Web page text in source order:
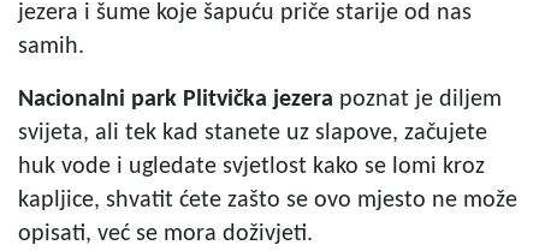
jezera i šume koje šapuću priče starije od nas
samih.
Nacionalni park Plitvička jezera poznat je diljem
svijeta, ali tek kad stanete uz slapove, začujete
huk vode i ugledate svjetlost kako se lomi kroz
kapljice, shvatit ćete zašto se ovo mjesto ne može
opisati, već se mora doživjeti.